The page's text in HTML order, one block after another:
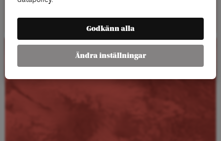
Kalender
Godkänn alla
Ändra inställningar